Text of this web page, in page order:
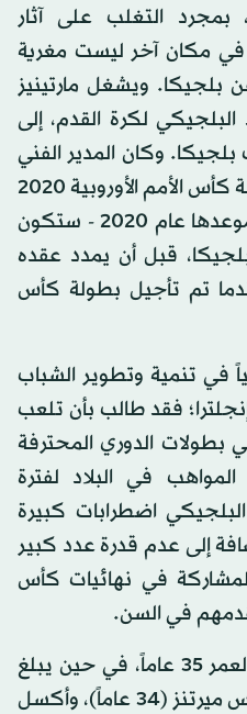
بمجرد التغلب على آثار
في مكان آخر ليست مغرية
بلجيكا. ويشغل مارتينيز
لكرة القدم، إلى
بلجيكا. وكان المدير الفني
الإسباني قد أشار إلى أن بطولة كأس الأمم الأوروبية 2020
- عندما كانت ستلعب في موعدها عام 2020 - ستكون
قبل أن يمدد عقده
العالم 2022 عندما تم تأجيل بطولة كأس
في تنمية وتطوير الشباب
فقد طالب بأن تلعب
تحت 21 عاماً في بطولات الدوري المحترفة
في البلاد لفترة
اضطرابات كبيرة
إلى عدم قدرة عدد كبير
في نهائيات كأس
يبلغ توماس فيرمايلين من العمر 35 عاماً، في حين يبلغ
كل من يان فيرتونخين ودريس ميرتنز (34 عاماً)، وأكسل